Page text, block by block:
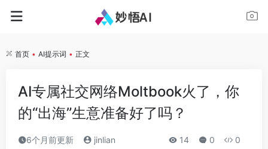
首页 • AI提示词 • 正文
AI专属社交网络Moltbook火了，你
的“出海”生意准备好了吗？
6个月前更新 jinlian 14 0 0